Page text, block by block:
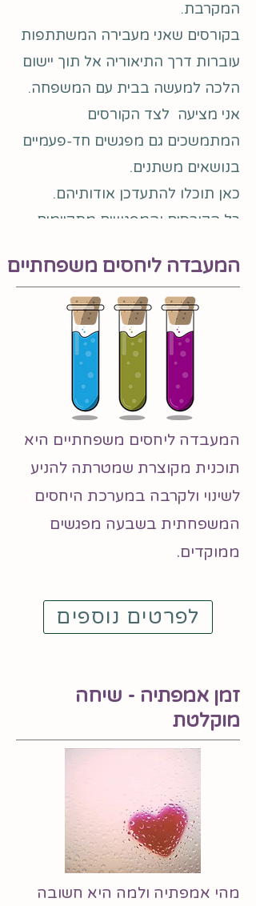
המקרבת.
בקורסים שאני מעבירה המשתתפות
עוברות דרך התיאוריה אל תוך יישום
הלכה למעשה בבית עם המשפחה.
אני מציעה לצד הקורסים
המתמשכים גם מפגשים חד-פעמיים
בנושאים משתנים.
כאן תוכלו להתעדכן אודותיהם.
כל הקורסים והמפגשים מתקיימים
בפיג'מה.
המעבדה ליחסים משפחתיים
המעבדה ליחסים משפחתיים היא
תוכנית מקוצרת שמטרתה להניע
לשינוי ולקרבה במערכת היחסים
המשפחתית בשבעה מפגשים
ממוקדים.
לפרטים נוספים
זמן אמפתיה - שיחה
מוקלטת
מהי אמפתיה ולמה היא חשובה